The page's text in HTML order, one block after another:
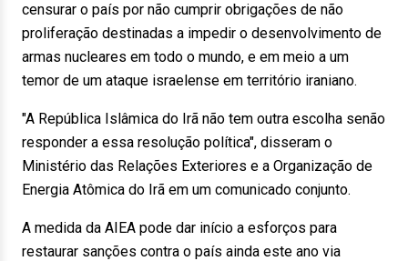
censurar o país por não cumprir obrigações de não
proliferação destinadas a impedir o desenvolvimento de
armas nucleares em todo o mundo, e em meio a um
temor de um ataque israelense em território iraniano.
"A República Islâmica do Irã não tem outra escolha senão
responder a essa resolução política", disseram o
Ministério das Relações Exteriores e a Organização de
Energia Atômica do Irã em um comunicado conjunto.
A medida da AIEA pode dar início a esforços para
restaurar sanções contra o país ainda este ano via